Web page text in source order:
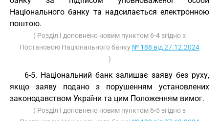
Національного банку та надсилається електронною
поштою.
( Розділ I доповнено новим пунктом 6-4 згідно з
Постановою Національного банку № 188 від 27.12.2024
)
6-5. Національний банк залишає заяву без руху,
якщо заяву подано з порушенням установлених
законодавством України та цим Положенням вимог.
( Розділ I доповнено новим пунктом 6-5 згідно з